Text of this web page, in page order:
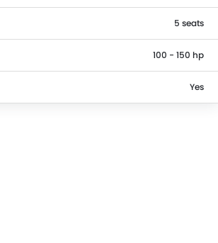
5 seats
100 - 150 hp
Yes